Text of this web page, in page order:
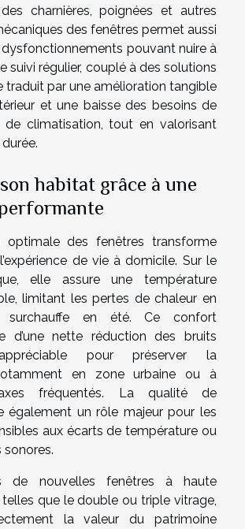
charnières, poignées et autres
des fenêtres permet aussi
dysfonctionnements pouvant nuire à
suivi régulier, couplé à des solutions
traduit par une amélioration tangible
et une baisse des besoins de
de climatisation, tout en valorisant
habitat grâce à une
optimale des fenêtres transforme
de vie à domicile. Sur le
elle assure une température
limitant les pertes de chaleur en
en été. Ce confort
d’une nette réduction des bruits
pour préserver la
en zone urbaine ou à
fréquentés. La qualité de
également un rôle majeur pour les
aux écarts de température ou
sonores.
de nouvelles fenêtres à haute
que le double ou triple vitrage,
la valeur du patrimoine